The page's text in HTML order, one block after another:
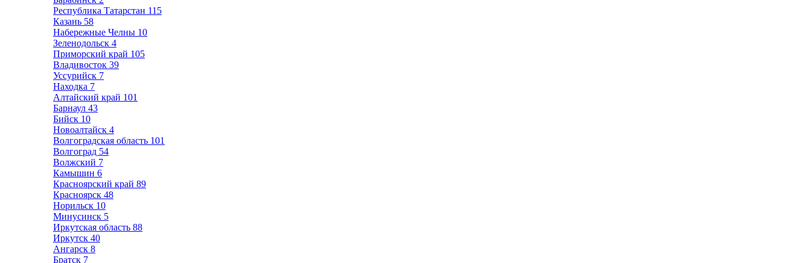
Республика Татарстан 115
Казань 58
Набережные Челны 10
Зеленодольск 4
Приморский край 105
Владивосток 39
Уссурийск 7
Находка 7
Алтайский край 101
Барнаул 43
Бийск 10
Новоалтайск 4
Волгоградская область 101
Волгоград 54
Волжский 7
Камышин 6
Красноярский край 89
Красноярск 48
Норильск 10
Минусинск 5
Иркутская область 88
Иркутск 40
Ангарск 8
Братск 7